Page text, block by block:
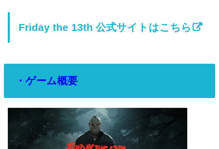
Friday the 13th 公式サイトはこちら
・ゲーム概要